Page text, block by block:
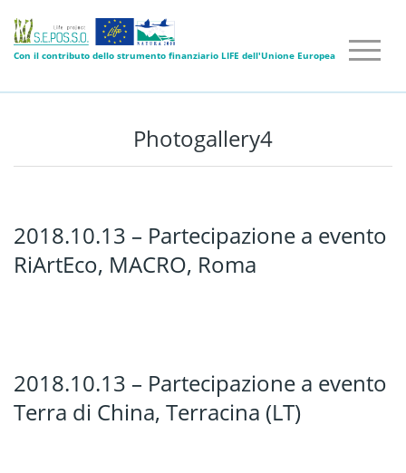
Con il contributo dello strumento finanziario LIFE dell'Unione Europea
Photogallery4
2018.10.13 – Partecipazione a evento
RiArtEco, MACRO, Roma
2018.10.13 – Partecipazione a evento
Terra di China, Terracina (LT)